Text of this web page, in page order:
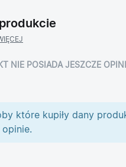
NIE POSIADA JESZCZE OPINII
które kupiły dany